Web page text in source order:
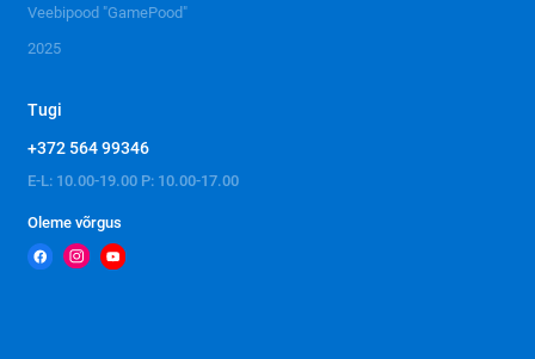
Veebipood "GamePood"
2025
Tugi
+372 564 99346
E-L: 10.00-19.00 P: 10.00-17.00
Oleme võrgus